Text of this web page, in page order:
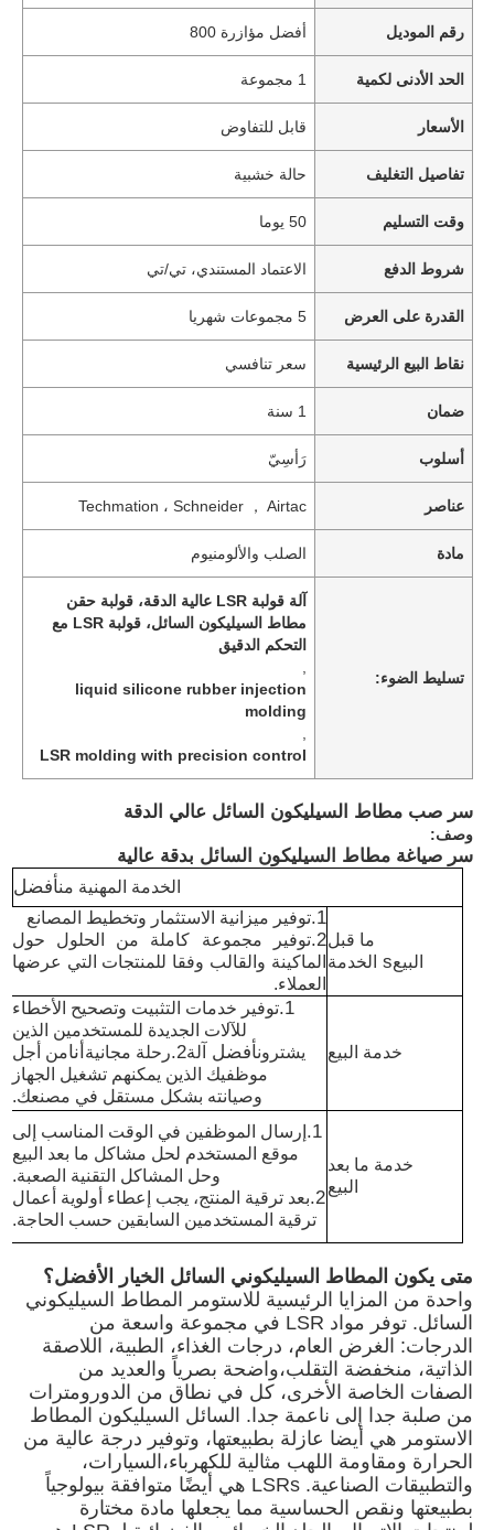
منزل
المنتجات
حول بنا
رقم الموديل أفضل مؤازرة 800
الحد الأدنى لكمية 1 مجموعة
الأسعار قابل للتفاوض
تفاصيل التغليف حالة خشبية
وقت التسليم 50 يوما
شروط الدفع الاعتماد المستندي، تي/تي
القدرة على العرض 5 مجموعات شهريا
نقاط البيع الرئيسية سعر تنافسي
ضمان 1 سنة
أسلوب رَأسِيّ
عناصر Techmation ، Schneider ， Airtac
مادة الصلب والألومنيوم
تسليط الضوء:
آلة قولبة LSR عالية الدقة، قولبة حقن
مطاط السيليكون السائل، قولبة LSR مع
التحكم الدقيق
liquid silicone rubber injection
molding
LSR molding with precision control
سر صب مطاط السيليكون السائل عالي الدقة
وصف:
سر صياغة مطاط السيليكون السائل بدقة عالية
الخدمة المهنية منأفضل
ما قبل
البيعs الخدمة
1. توفير ميزانية الاستثمار وتخطيط المصانع
2. توفير مجموعة كاملة من الحلول حول
الماكينة والقالب وفقا للمنتجات التي عرضها
العملاء.
خدمة البيع
1. توفير خدمات التثبيت وتصحيح الأخطاء
للآلات الجديدة للمستخدمين الذين
يشترونأفضل آلة2. رحلة مجانية أنامن أجل
موظفيك الذين يمكنهم تشغيل الجهاز
وصيانته بشكل مستقل في مصنعك.
خدمة ما بعد
البيع
1.
إرسال الموظفين في الوقت المناسب إلى
موقع المستخدم لحل مشاكل ما بعد البيع
وحل المشاكل التقنية الصعبة.
2. بعد ترقية المنتج، يجب إعطاء أولوية أعمال
ترقية المستخدمين السابقين حسب الحاجة.
متى يكون المطاط السيليكوني السائل الخيار الأفضل؟
واحدة من المزايا الرئيسية للاستومر المطاط السيليكوني
السائل. توفر مواد LSR في مجموعة واسعة من
الدرجات: الغرض العام، درجات الغذاء، الطبية، اللاصقة
الذاتية، منخفضة التقلب،واضحة بصرياً والعديد من
الصفات الخاصة الأخرى، كل في نطاق من الدورومترات
من صلبة جدا إلى ناعمة جدا. السائل السيليكون المطاط
الاستومر هي أيضا عازلة بطبيعتها، وتوفير درجة عالية من
الحرارة ومقاومة اللهب مثالية للكهرباء،السيارات،
والتطبيقات الصناعية. LSRs هي أيضًا متوافقة بيولوجياً
بطبيعتها ونقص الحساسية مما يجعلها مادة مختارة